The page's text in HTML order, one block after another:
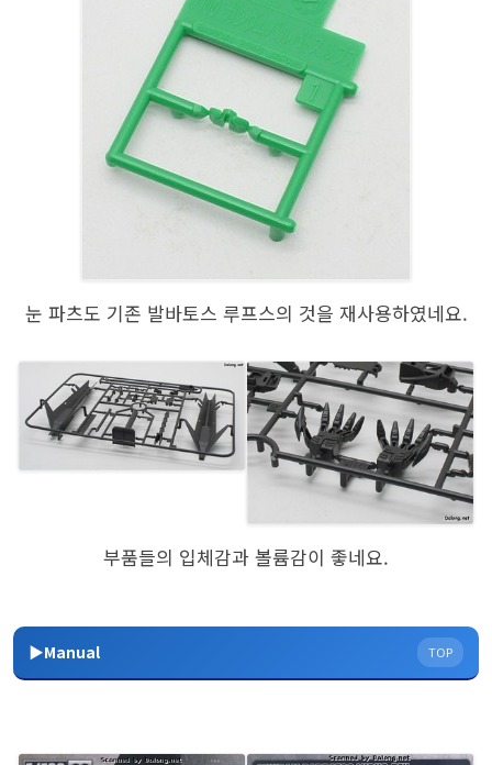
눈 파츠도 기존 발바토스 루프스의 것을 재사용하였네요.
부품들의 입체감과 볼륨감이 좋네요.
▶Manual TOP